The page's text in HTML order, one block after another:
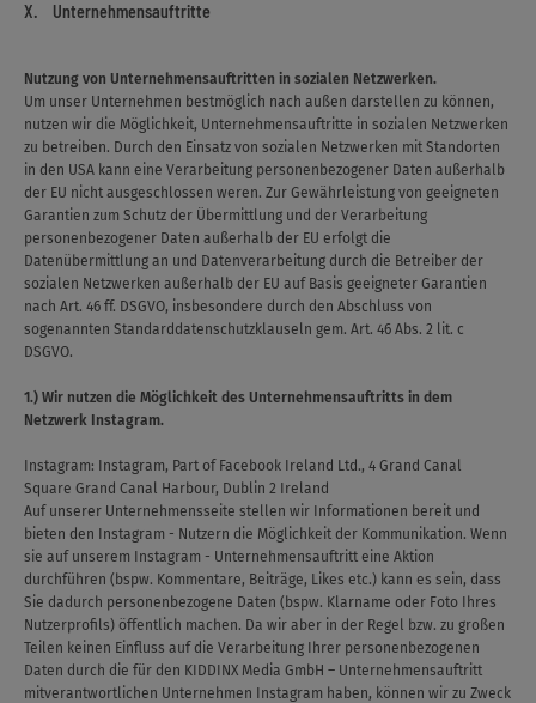
X. Unternehmensauftritte
Nutzung von Unternehmensauftritten in sozialen Netzwerken.
Um unser Unternehmen bestmöglich nach außen darstellen zu können,
nutzen wir die Möglichkeit, Unternehmensauftritte in sozialen Netzwerken
zu betreiben. Durch den Einsatz von sozialen Netzwerken mit Standorten
in den USA kann eine Verarbeitung personenbezogener Daten außerhalb
der EU nicht ausgeschlossen weren. Zur Gewährleistung von geeigneten
Garantien zum Schutz der Übermittlung und der Verarbeitung
personenbezogener Daten außerhalb der EU erfolgt die
Datenübermittlung an und Datenverarbeitung durch die Betreiber der
sozialen Netzwerken außerhalb der EU auf Basis geeigneter Garantien
nach Art. 46 ff. DSGVO, insbesondere durch den Abschluss von
sogenannten Standarddatenschutzklauseln gem. Art. 46 Abs. 2 lit. c
DSGVO.
1.) Wir nutzen die Möglichkeit des Unternehmensauftritts in dem
Netzwerk Instagram.
Instagram: Instagram, Part of Facebook Ireland Ltd., 4 Grand Canal
Square Grand Canal Harbour, Dublin 2 Ireland
Auf unserer Unternehmensseite stellen wir Informationen bereit und
bieten den Instagram - Nutzern die Möglichkeit der Kommunikation. Wenn
sie auf unserem Instagram - Unternehmensauftritt eine Aktion
durchführen (bspw. Kommentare, Beiträge, Likes etc.) kann es sein, dass
Sie dadurch personenbezogene Daten (bspw. Klarname oder Foto Ihres
Nutzerprofils) öffentlich machen. Da wir aber in der Regel bzw. zu großen
Teilen keinen Einfluss auf die Verarbeitung Ihrer personenbezogenen
Daten durch die für den KIDDINX Media GmbH – Unternehmensauftritt
mitverantwortlichen Unternehmen Instagram haben, können wir zu Zweck